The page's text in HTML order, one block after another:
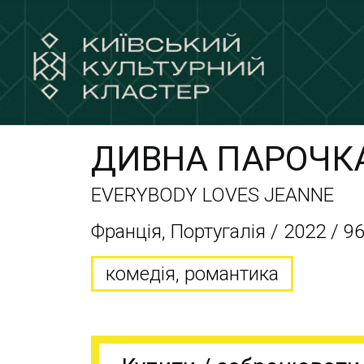
ДИВНА
EVERYBODY LOVES JEANNE
Франція, Португалія / 2022 /
комедія, романтика